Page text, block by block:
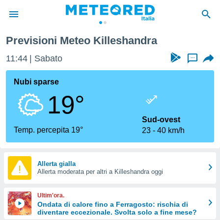
di
per
le
di
Web
le
Previsioni Meteo Killeshandra
11:44 Sabato ...
Nubi sparse
19°
Temp. percepita 19°
Sud-ovest
23
40 km/h
Allerta gialla
Allerta moderata per altri a Killeshandra oggi
Ultim'ora.
Ondata di calore fino a Ferragosto: rischia di
diventare eccezionale. Svolta solo a fine mese?